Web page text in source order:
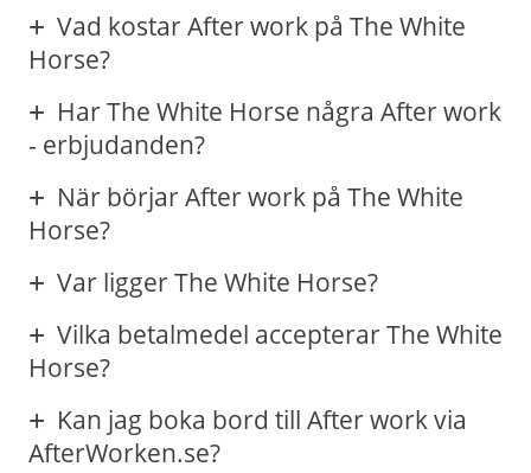
Vad kostar After work på The White
Horse?
Har The White Horse några After work
- erbjudanden?
När börjar After work på The White
Horse?
Var ligger The White Horse?
Vilka betalmedel accepterar The White
Horse?
Kan jag boka bord till After work via
AfterWorken.se?